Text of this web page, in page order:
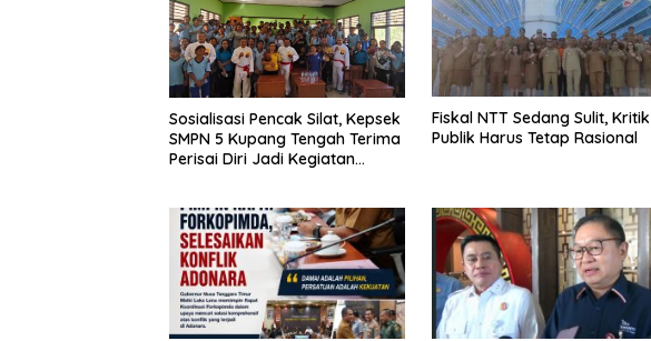
Sosialisasi Pencak Silat, Kepsek
SMPN 5 Kupang Tengah Terima
Perisai Diri Jadi Kegiatan
Fiskal NTT Sedang Sulit, Kritik
Publik Harus Tetap Rasional